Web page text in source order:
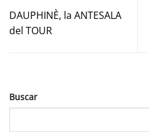
DAUPHINÈ, la ANTESALA
del TOUR
Buscar